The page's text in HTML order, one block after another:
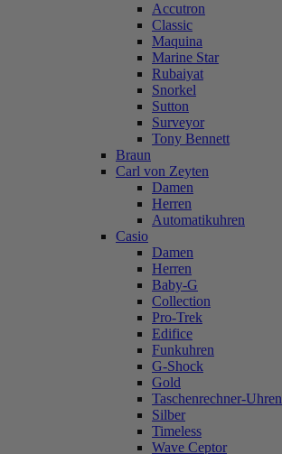
Accutron
Classic
Maquina
Marine Star
Rubaiyat
Snorkel
Sutton
Surveyor
Tony Bennett
Braun
Carl von Zeyten
Damen
Herren
Automatikuhren
Casio
Damen
Herren
Baby-G
Collection
Pro-Trek
Edifice
Funkuhren
G-Shock
Gold
Taschenrechner-Uhren
Silber
Timeless
Wave Ceptor